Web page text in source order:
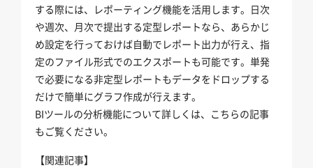
する際には、レポーティング機能を活用します。日次
や週次、月次で提出する定型レポートなら、あらかじ
め設定を行っておけば自動でレポート出力が行え、指
定のファイル形式でのエクスポートも可能です。単発
で必要になる非定型レポートもデータをドロップする
だけで簡単にグラフ作成が行えます。
BIツールの分析機能について詳しくは、こちらの記事
もご覧ください。
【関連記事】